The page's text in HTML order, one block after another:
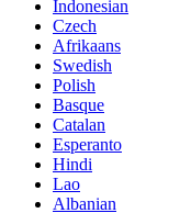
Indonesian
Czech
Afrikaans
Swedish
Polish
Basque
Catalan
Esperanto
Hindi
Lao
Albanian